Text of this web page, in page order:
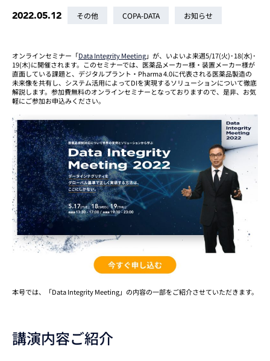
2022.05.12
その他 COPA-DATA お知らせ
オンラインセミナー「Data Integrity Meeting」が、いよいよ来週5/17(火)･18(水)･
19(木)に開催されます。このセミナーでは、医薬品メーカー様・装置メーカー様が
直面している課題と、デジタルプラント・Pharma 4.0に代表される医薬品製造の
未来像を共有し、システム活用によってDIを実現するソリューションについて徹底
解説します。参加費無料のオンラインセミナーとなっておりますので、是非、お気
軽にご参加お申込みください。
本号では、「Data Integrity Meeting」の内容の一部をご紹介させていただきます。
講演内容ご紹介